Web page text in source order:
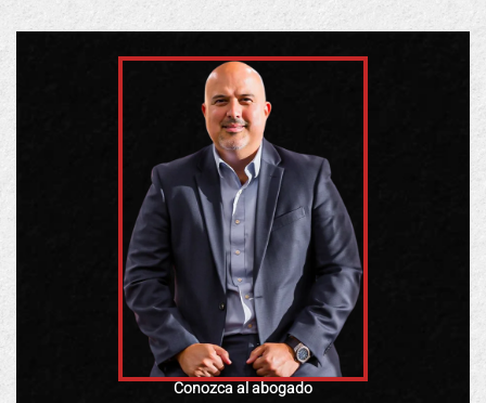
Conozca al abogado